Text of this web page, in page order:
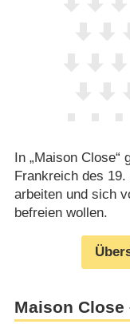
In „Maison Close“
Frankreich des
arbeiten und sich
befreien wollen.
Maison